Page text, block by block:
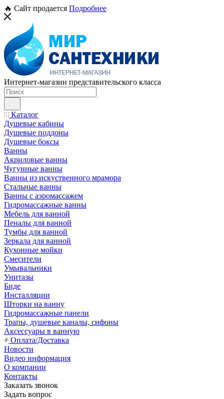
🔥 Сайт продается Подробнее
Интернет-магазин представительского класса
Каталог
Душевые кабины
Душевые поддоны
Душевые боксы
Ванны
Акриловые ванны
Чугунные ванны
Ванны из искуственного мрамора
Стальные ванны
Ванны с аэромассажем
Гидромассажные ванны
Мебель для ванной
Пеналы для ванной
Тумбы для ванной
Зеркала для ванной
Кухонные мойки
Смесители
Умывальники
Унитазы
Биде
Инсталляции
Шторки на ванну
Гидромассажные панели
Трапы, душевые каналы, сифоны
Аксессуары в ванную
Оплата/Доставка
Новости
Видео информация
О компании
Контакты
Заказать звонок
Задать вопрос